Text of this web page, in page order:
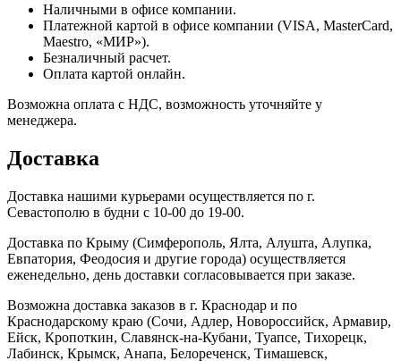
Наличными в офисе компании.
Платежной картой в офисе компании (VISA, MasterCard,
Maestro, «МИР»).
Безналичный расчет.
Оплата картой онлайн.
Возможна оплата с НДС, возможность уточняйте у
менеджера.
Доставка
Доставка нашими курьерами осуществляется по г.
Севастополю в будни с 10-00 до 19-00.
Доставка по Крыму (Симферополь, Ялта, Алушта, Алупка,
Евпатория, Феодосия и другие города) осуществляется
еженедельно, день доставки согласовывается при заказе.
Возможна доставка заказов в г. Краснодар и по
Краснодарскому краю (Сочи, Адлер, Новороссийск, Армавир,
Ейск, Кропоткин, Славянск-на-Кубани, Туапсе, Тихорецк,
Лабинск, Крымск, Анапа, Белореченск, Тимашевск,